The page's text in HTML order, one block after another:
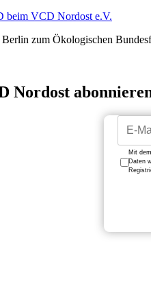
beim VCD Nordost e.V.
zum Ökologischen
Nordost
Mit
Daten